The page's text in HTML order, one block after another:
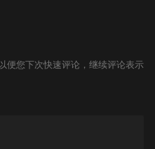
便您下次快速评论，继续评论表示